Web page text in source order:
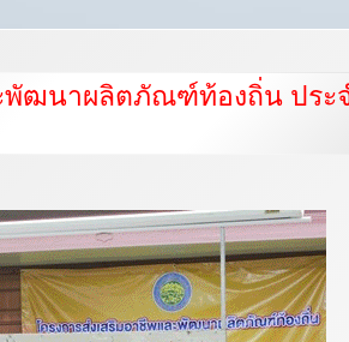
พัฒนาผลิตภัณฑ์ท้องถิ่น ประ